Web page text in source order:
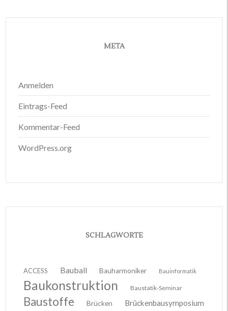
META
Anmelden
Eintrags-Feed
Kommentar-Feed
WordPress.org
SCHLAGWORTE
ACCESS Bauball Bauharmoniker Bauinformatik
Baukonstruktion Baustatik-Seminar
Baustoffe Brücken Brückenbausymposium